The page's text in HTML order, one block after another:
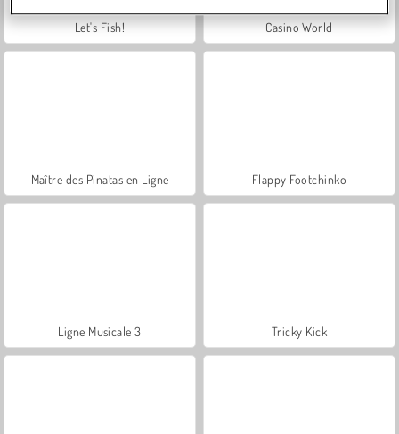
Let's Fish! Casino World
Maître des Pinatas en Ligne Flappy Footchinko
Ligne Musicale 3 Tricky Kick